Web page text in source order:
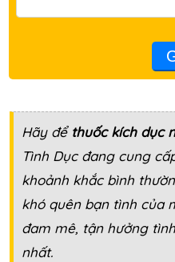
Hãy để thuốc kích dục
Tình Dụcđang cung
khoảnh khắc bình
khó quên bạn tình của
đam mê, tận hưởng
nhất.